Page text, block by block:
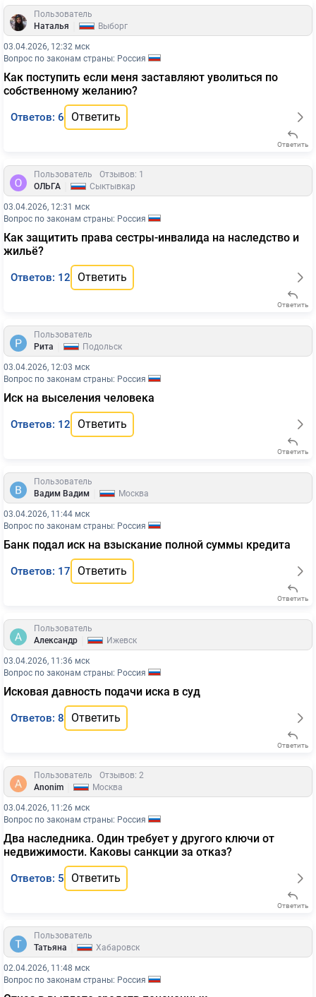
Пользователь
Наталья
Выборг
03.04.2026, 12:32 мск
Вопрос по законам страны: Россия
Как поступить если меня заставляют уволиться по
собственному желанию?
Ответов: 6 Ответить
Ответить
Пользователь
Отзывов: 1
ОЛЬГА
Сыктывкар
03.04.2026, 12:31 мск
Вопрос по законам страны: Россия
Как защитить права сестры-инвалида на наследство и
жильё?
Ответов: 12 Ответить
Ответить
Пользователь
Рита
Подольск
03.04.2026, 12:03 мск
Вопрос по законам страны: Россия
Иск на выселения человека
Ответов: 12 Ответить
Ответить
Пользователь
Вадим Вадим
Москва
03.04.2026, 11:44 мск
Вопрос по законам страны: Россия
Банк подал иск на взыскание полной суммы кредита
Ответов: 17 Ответить
Ответить
Пользователь
Александр
Ижевск
03.04.2026, 11:36 мск
Вопрос по законам страны: Россия
Исковая давность подачи иска в суд
Ответов: 8 Ответить
Ответить
Пользователь
Отзывов: 2
Anonim
Москва
03.04.2026, 11:26 мск
Вопрос по законам страны: Россия
Два наследника. Один требует у другого ключи от
недвижимости. Каковы санкции за отказ?
Ответов: 5 Ответить
Ответить
Пользователь
Татьяна
Хабаровск
02.04.2026, 11:48 мск
Вопрос по законам страны: Россия